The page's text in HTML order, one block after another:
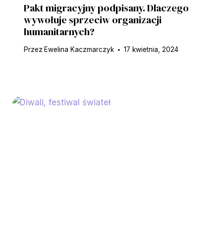
Pakt migracyjny podpisany. Dlaczego
wywołuje sprzeciw organizacji
humanitarnych?
Przez Ewelina Kaczmarczyk 17 kwietnia, 2024